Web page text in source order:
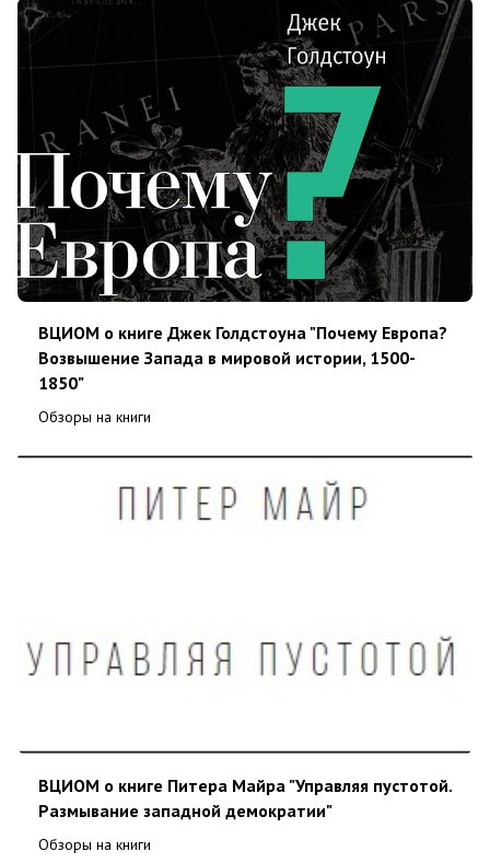
ВЦИОМ о книге Джек Голдстоуна "Почему Европа?
Возвышение Запада в мировой истории, 1500-
1850"
Обзоры на книги
ВЦИОМ о книге Питера Майра "Управляя пустотой.
Размывание западной демократии"
Обзоры на книги